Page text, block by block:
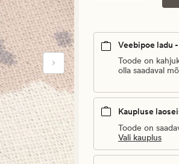
€
Veebipoe ladu -
Toode on
olla saadaval
Kaupluse
Toode on
Vali kauplus